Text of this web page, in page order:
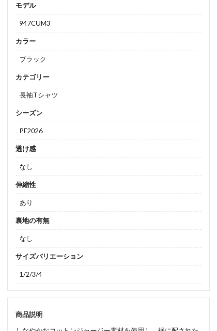
モデル
947CUM3
カラー
ブラック
カテゴリー
長袖Tシャツ
シーズン
PF2026
透け感
なし
伸縮性
あり
裏地の有無
なし
サイズバリエーション
1/2/3/4
商品説明